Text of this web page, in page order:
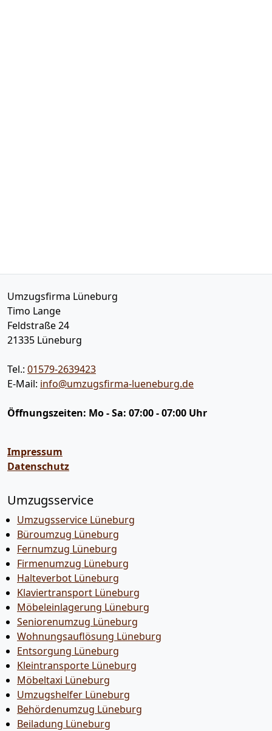
Umzugsfirma Lüneburg
Timo Lange
Feldstraße 24
21335 Lüneburg
Tel.: 01579-2639423
E-Mail: info@umzugsfirma-lueneburg.de
Öffnungszeiten: Mo - Sa: 07:00 - 07:00 Uhr
Impressum
Datenschutz
Umzugsservice
Umzugsservice Lüneburg
Büroumzug Lüneburg
Fernumzug Lüneburg
Firmenumzug Lüneburg
Halteverbot Lüneburg
Klaviertransport Lüneburg
Möbeleinlagerung Lüneburg
Seniorenumzug Lüneburg
Wohnungsauflösung Lüneburg
Entsorgung Lüneburg
Kleintransporte Lüneburg
Möbeltaxi Lüneburg
Umzugshelfer Lüneburg
Behördenumzug Lüneburg
Beiladung Lüneburg